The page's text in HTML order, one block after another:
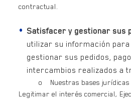
contractual.
Satisfacer y gestionar sus
utilizar su información
gestionar sus pedidos,
intercambios realizados a
o Nuestras bases jurídicas
Legitimar el interés comercial,